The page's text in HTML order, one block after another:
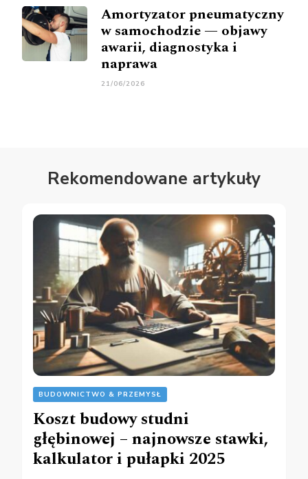
Amortyzator pneumatyczny
w samochodzie — objawy
awarii, diagnostyka i
naprawa
21/06/2026
Rekomendowane artykuły
BUDOWNICTWO & PRZEMYSŁ
Koszt budowy studni
głębinowej – najnowsze stawki,
kalkulator i pułapki 2025